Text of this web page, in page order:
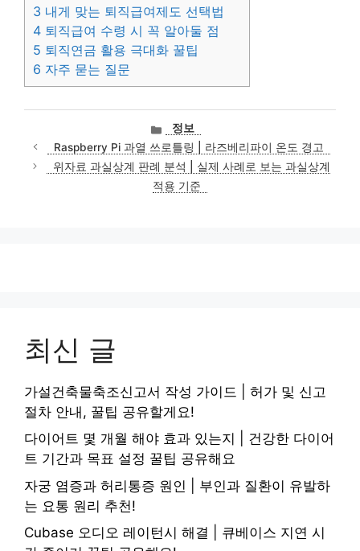
3 내게 맞는 퇴직급여제도 선택법
4 퇴직급여 수령 시 꼭 알아둘 점
5 퇴직연금 활용 극대화 꿀팁
6 자주 묻는 질문
카
테
고
리
정보
Raspberry Pi 과열 쓰로틀링 | 라즈베리파이 온도 경고
위자료 과실상계 판례 분석 | 실제 사례로 보는 과실상계
적용 기준
최신 글
가설건축물축조신고서 작성 가이드 | 허가 및 신고
절차 안내, 꿀팁 공유할게요!
다이어트 몇 개월 해야 효과 있는지 | 건강한 다이어
트 기간과 목표 설정 꿀팁 공유해요
자궁 염증과 허리통증 원인 | 부인과 질환이 유발하
는 요통 원리 추천!
Cubase 오디오 레이턴시 해결 | 큐베이스 지연 시